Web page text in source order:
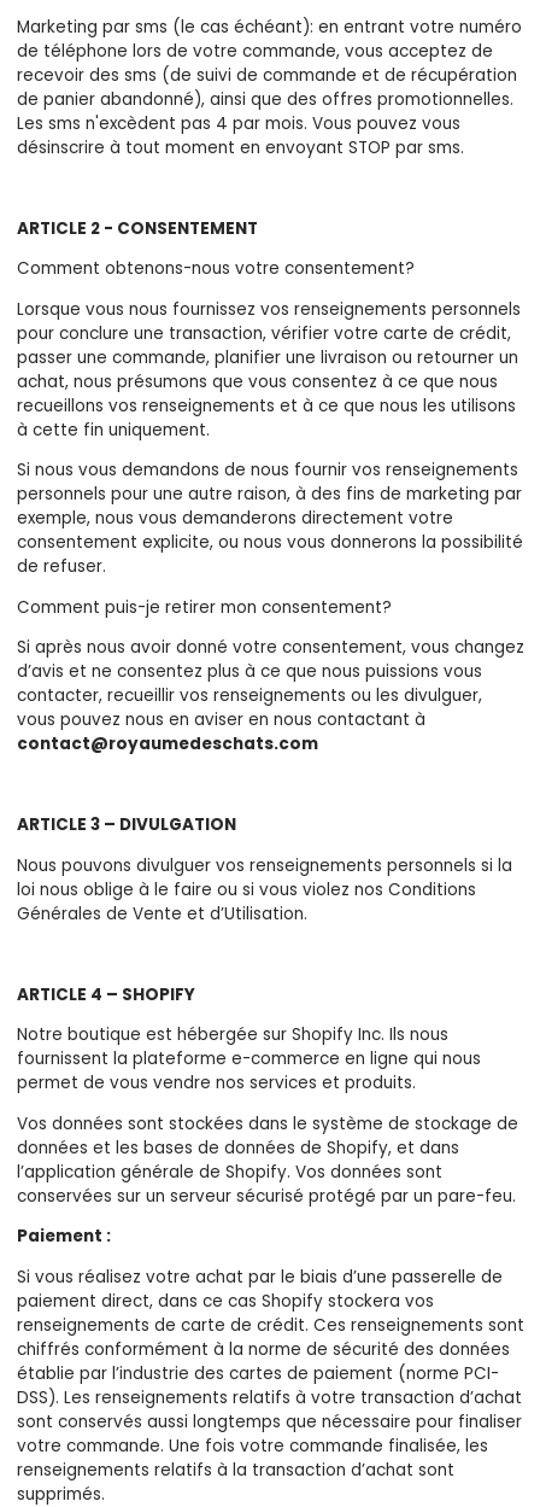
Marketing par sms (le cas échéant): en entrant votre numéro
de téléphone lors de votre commande, vous acceptez de
recevoir des sms (de suivi de commande et de récupération
de panier abandonné), ainsi que des offres promotionnelles.
Les sms n'excèdent pas 4 par mois. Vous pouvez vous
désinscrire à tout moment en envoyant STOP par sms.
ARTICLE 2 - CONSENTEMENT
Comment obtenons-nous votre consentement?
Lorsque vous nous fournissez vos renseignements personnels
pour conclure une transaction, vérifier votre carte de crédit,
passer une commande, planifier une livraison ou retourner un
achat, nous présumons que vous consentez à ce que nous
recueillons vos renseignements et à ce que nous les utilisons
à cette fin uniquement.
Si nous vous demandons de nous fournir vos renseignements
personnels pour une autre raison, à des fins de marketing par
exemple, nous vous demanderons directement votre
consentement explicite, ou nous vous donnerons la possibilité
de refuser.
Comment puis-je retirer mon consentement?
Si après nous avoir donné votre consentement, vous changez
d’avis et ne consentez plus à ce que nous puissions vous
contacter, recueillir vos renseignements ou les divulguer,
vous pouvez nous en aviser en nous contactant à
contact@royaumedeschats.com
ARTICLE 3 – DIVULGATION
Nous pouvons divulguer vos renseignements personnels si la
loi nous oblige à le faire ou si vous violez nos Conditions
Générales de Vente et d’Utilisation.
ARTICLE 4 – SHOPIFY
Notre boutique est hébergée sur Shopify Inc. Ils nous
fournissent la plateforme e-commerce en ligne qui nous
permet de vous vendre nos services et produits.
Vos données sont stockées dans le système de stockage de
données et les bases de données de Shopify, et dans
l’application générale de Shopify. Vos données sont
conservées sur un serveur sécurisé protégé par un pare-feu.
Paiement :
Si vous réalisez votre achat par le biais d’une passerelle de
paiement direct, dans ce cas Shopify stockera vos
renseignements de carte de crédit. Ces renseignements sont
chiffrés conformément à la norme de sécurité des données
établie par l’industrie des cartes de paiement (norme PCI-
DSS). Les renseignements relatifs à votre transaction d’achat
sont conservés aussi longtemps que nécessaire pour finaliser
votre commande. Une fois votre commande finalisée, les
renseignements relatifs à la transaction d’achat sont
supprimés.